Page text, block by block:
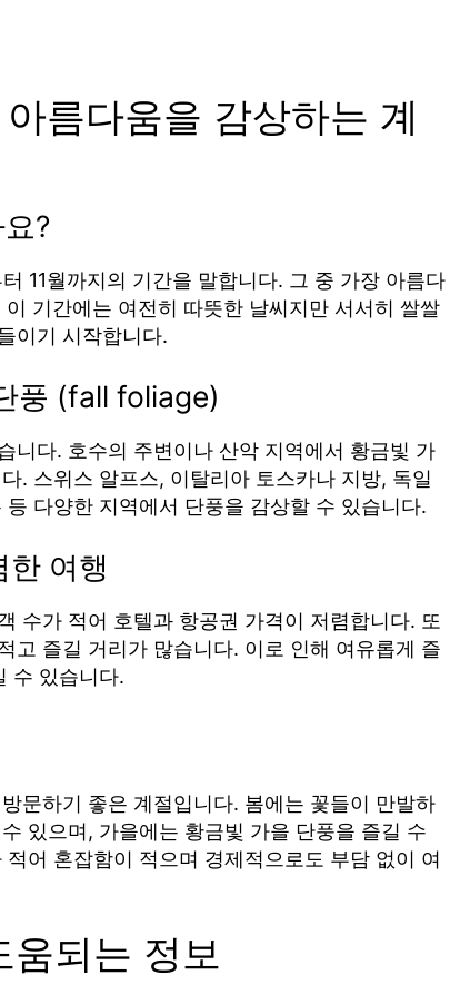
름다움을 감상하는 계
?
11월까지의 기간을 말합니다. 그 중 가장 아름다
이 기간에는 여전히 따뜻한 날씨지만 서서히 쌀쌀
이기 시작합니다.
풍 (fall foliage)
니다. 호수의 주변이나 산악 지역에서 황금빛 가
. 스위스 알프스, 이탈리아 토스카나 지방, 독일
다양한 지역에서 단풍을 감상할 수 있습니다.
여행
수가 적어 호텔과 항공권 가격이 저렴합니다. 또
고 즐길 거리가 많습니다. 이로 인해 여유롭게 즐
수 있습니다.
문하기 좋은 계절입니다. 봄에는 꽃들이 만발하
있으며, 가을에는 황금빛 가을 단풍을 즐길 수
어 혼잡함이 적으며 경제적으로도 부담 없이 여
움되는 정보